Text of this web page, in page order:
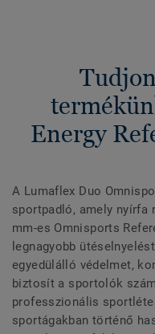
Energy
A Lumaflex Duo
sportpadló, amely nyírfa
mm-es Omnisports
legnagyobb
egyedülálló védelmet,
biztosít a sportolók
professzionális
sportágakban történő